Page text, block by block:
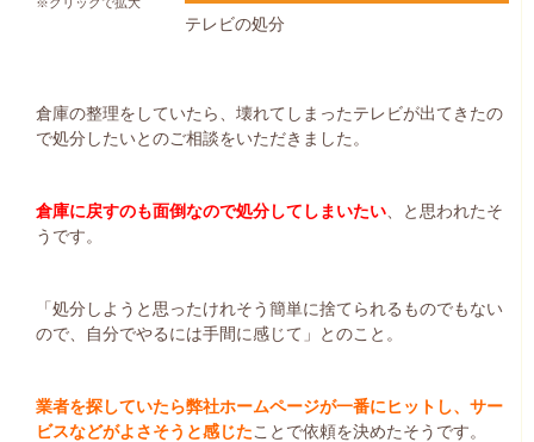
テレビの処分
倉庫の整理をしていたら、壊れてしまったテレビが出てきたの
で処分したいとのご相談をいただきました。
倉庫に戻すのも面倒なので処分してしまいたい、と思われたそ
うです。
「処分しようと思ったけれそう簡単に捨てられるものでもない
ので、自分でやるには手間に感じて」とのこと。
業者を探していたら弊社ホームページが一番にヒットし、サー
ビスなどがよさそうと感じたことで依頼を決めたそうです。